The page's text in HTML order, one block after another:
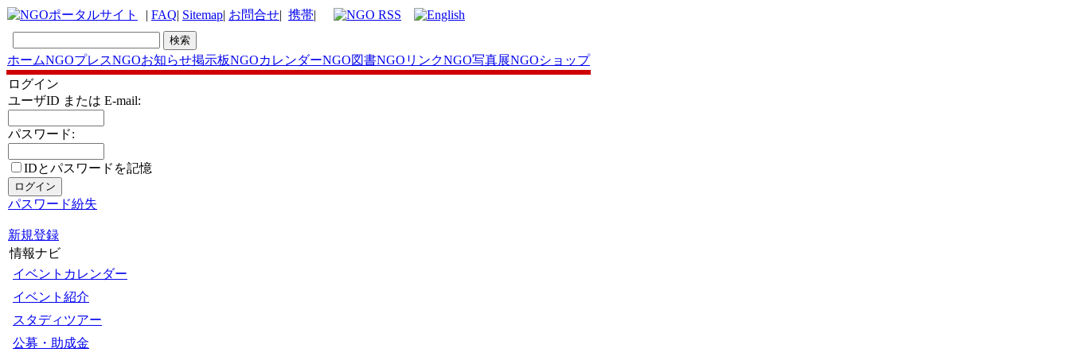
| FAQ| Sitemap| お問合せ| 携帯|
ホームNGOプレスNGOお知らせ掲示板NGOカレンダーNGO図書NGOリンクNGO写真展NGOショップ
ログイン
ユーザID または E-mail:
パスワード:
IDとパスワードを記憶
パスワード紛失
新規登録
情報ナビ
イベントカレンダー
イベント紹介
スタディツアー
公募・助成金